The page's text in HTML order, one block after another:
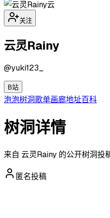
云
关注
云灵Rainy
@yuki123_
B站
泡泡树洞歌单画廊地址百科
树洞详情
来自 云灵Rainy 的公开树洞投
匿名投稿